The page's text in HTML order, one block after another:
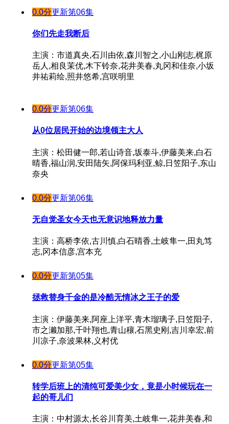
0.0分更新第06集
你们先走我断后
主演：市道真央,石川由依,森川智之,小山刚志,梶原
岳人,相良茉优,木下铃奈,花井美春,丸冈和佳奈,小坂
井祐莉绘,照井悠希,宫咲明里
0.0分更新第06集
从0位居民开始的边境领主大人
主演：松田健一郎,若山诗音,坂泰斗,伊藤美来,白石
晴香,福山润,安田陆矢,阿保玛利亚,鲸,日笠阳子,东山
奈央
0.0分更新第06集
无自觉圣女今天也无意识地释放力量
主演：高桥李依,古川慎,白石晴香,土岐隼一,田丸笃
志,冈本信彦,宫本充
0.0分更新第05集
拯救替身千金的是冷酷无情冰之王子的爱
主演：伊藤美来,阿座上洋平,青木瑠璃子,日笠阳子,
市之濑加那,千叶翔也,青山穰,石黑史刚,吉川幸宏,前
川凉子,奈波果林,义村优
0.0分更新第05集
转学后班上的清纯可爱美少女，竟是小时候玩在一
起的哥儿们
主演：中村源太,长谷川育美,土岐隼一,花井美春,和